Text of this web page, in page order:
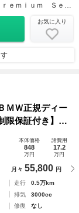
お気に入り
Ｗ正規ディー
限保証付き】２
／Ｈａｒｍａ
デジタルインナ
本体価格
848
万円
諸費用
17.2
万円
月々 55,800 円
走行
0.5万km
排気
3000cc
修復
なし